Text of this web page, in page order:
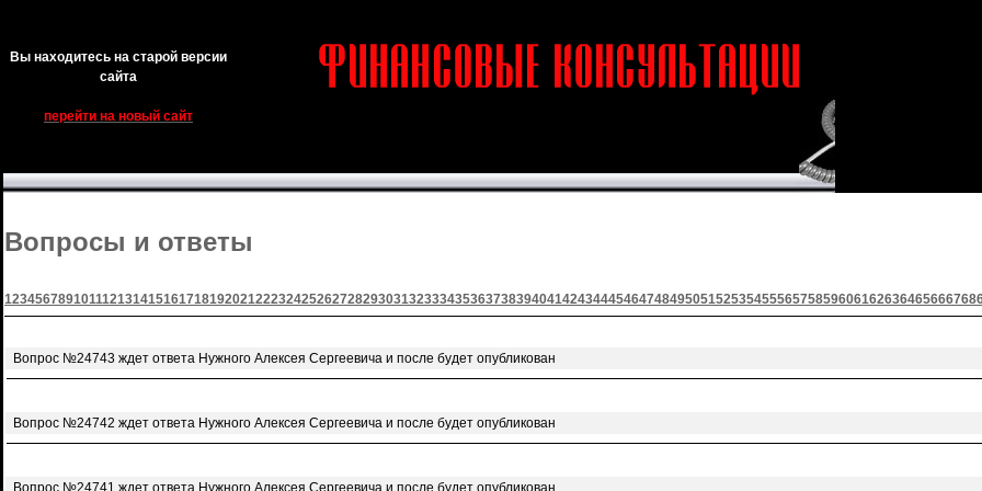
Вы находитесь на старой версии
сайта
перейти на новый сайт
Вопросы и ответы
1234567891011121314151617181920212223242526272829303132333435363738394041424344454647484950515253545556575859606162636465666768
Вопрос №24743 ждет ответа Нужного Алексея Сергеевича и после будет опубликован
Вопрос №24742 ждет ответа Нужного Алексея Сергеевича и после будет опубликован
Вопрос №24741 ждет ответа Нужного Алексея Сергеевича и после будет опубликован